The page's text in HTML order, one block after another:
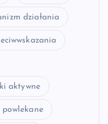
działania
aktywne